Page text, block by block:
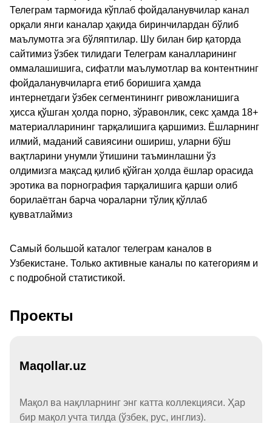
Телеграм тармоғида кўплаб фойдаланувчилар канал
орқали янги каналар ҳақида биринчилардан бўлиб
маълумотга эга бўляптилар. Шу билан бир қаторда
сайтимиз ўзбек тилидаги Телеграм каналларининг
оммалашишига, сифатли маълумотлар ва контентнинг
фойдаланувчиларга етиб боришига ҳамда
интернетдаги ўзбек сегментинингг ривожланишига
ҳисса қўшган ҳолда порно, зўравонлик, секс ҳамда 18+
материалларининг тарқалишига қаршимиз. Ёшларнинг
илмий, маданий савиясини ошириш, уларни бўш
вақтларини унумли ўтишини таъминлашни ўз
олдимизга мақсад қилиб қўйган ҳолда ёшлар орасида
эротика ва порнография тарқалишига қарши олиб
борилаётган барча чораларни тўлиқ қўллаб
қувватлаймиз
Самый большой каталог телеграм каналов в
Узбекистане. Только активные каналы по категориям и
с подробной статистикой.
Проекты
Maqollar.uz
Мақол ва нақлларнинг энг катта коллекцияси. Ҳар
бир мақол учта тилда (ўзбек, рус, инглиз).